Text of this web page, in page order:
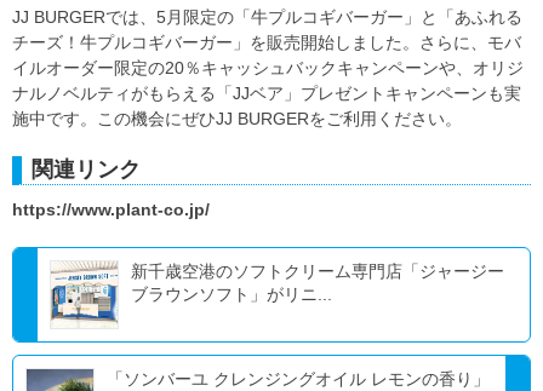
JJ BURGERでは、5月限定の「牛プルコギバーガー」と「あふれる
チーズ！牛プルコギバーガー」を販売開始しました。さらに、モバ
イルオーダー限定の20％キャッシュバックキャンペーンや、オリジ
ナルノベルティがもらえる「JJベア」プレゼントキャンペーンも実
施中です。この機会にぜひJJ BURGERをご利用ください。
関連リンク
https://www.plant-co.jp/
新千歳空港のソフトクリーム専門店「ジャージー
ブラウンソフト」がリニ...
「ソンバーユ クレンジングオイル レモンの香り」